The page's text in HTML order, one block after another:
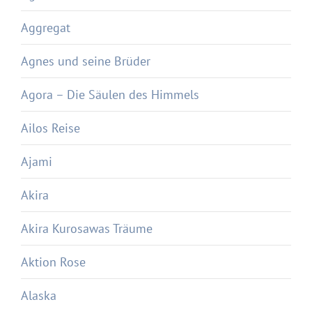
Aggregat
Agnes und seine Brüder
Agora – Die Säulen des Himmels
Ailos Reise
Ajami
Akira
Akira Kurosawas Träume
Aktion Rose
Alaska